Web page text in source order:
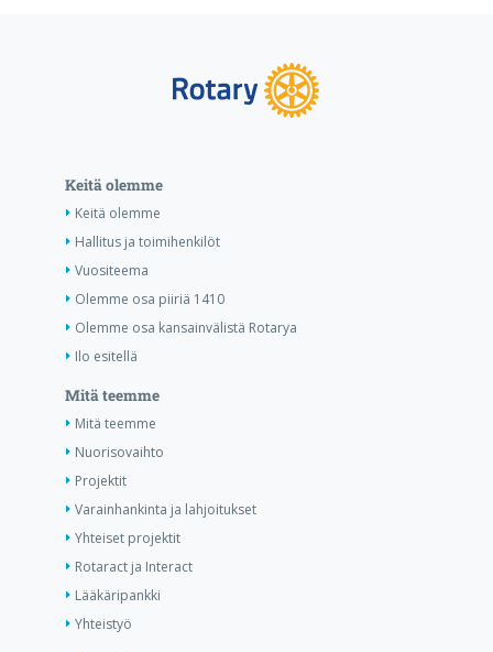
Keitä olemme
Keitä olemme
Hallitus ja toimihenkilöt
Vuositeema
Olemme osa piiriä 1410
Olemme osa kansainvälistä Rotarya
Ilo esitellä
Mitä teemme
Mitä teemme
Nuorisovaihto
Projektit
Varainhankinta ja lahjoitukset
Yhteiset projektit
Rotaract ja Interact
Lääkäripankki
Yhteistyö